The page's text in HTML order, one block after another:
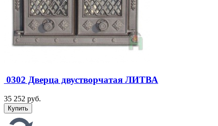
0302 Дверца двустворчатая ЛИТВА
35 252 руб.